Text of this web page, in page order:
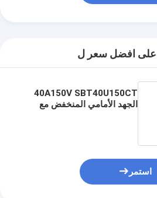
افضل سعر ل
40A150V SBT40U150CT
الجهد الأمامي المنخفض مع
استمر